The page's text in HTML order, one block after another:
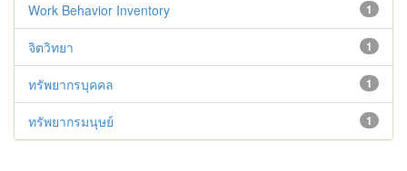
1
Work Behavior Inventory
1
จิตวิทยา
1
ทรัพยากรบุคคล
1
ทรัพยากรมนุษย์